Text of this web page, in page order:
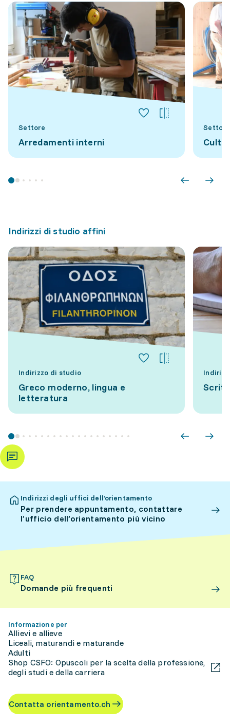
Settore
Arredamenti interni
Settore
Indirizzi di studio affini
Indirizzo di studio
Greco moderno, lingua e
letteratura
Indirizzi degli uffici dell’orientamento
Per prendere appuntamento, contattare
l’ufficio dell’orientamento più vicino
FAQ
Domande più frequenti
Informazione per
Allievi e allieve
Liceali, maturandi e maturande
Adulti
Shop CSFO: Opuscoli per la scelta della professione,
degli studi e della carriera
Contatta orientamento.ch